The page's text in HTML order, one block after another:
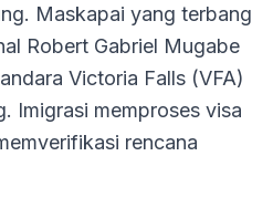
Maskapai yang terbang
Robert Gabriel Mugabe
Victoria Falls (VFA)
Imigrasi memproses visa
rencana